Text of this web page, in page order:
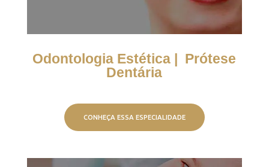
Odontologia Estética | Prótese
Dentária
CONHEÇA ESSA ESPECIALIDADE